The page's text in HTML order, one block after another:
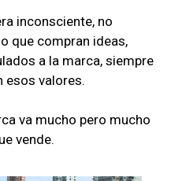
inconsciente, no
que compran ideas,
a la marca, siempre
esos valores.
va mucho pero mucho
vende.